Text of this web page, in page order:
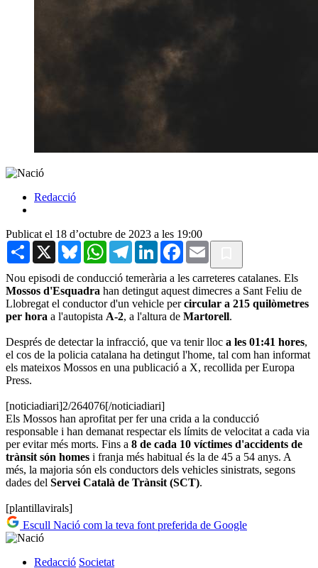
Redacció
Publicat el 18 d’octubre de 2023 a les 19:00
Share X BlueskyWhatsAppTelegramLinkedInFacebook
Email
Nou episodi de conducció temerària a les carreteres catalanes. Els
Mossos d'Esquadra han detingut aquest dimecres a Sant Feliu de
Llobregat el conductor d'un vehicle percircular a 215 quilòmetres
per hora a l'autopista A-2, a l'altura de Martorell.
Després de detectar la infracció, que va tenir lloc a les 01:41 hores,
el cos de la policia catalana ha detingut l'home, tal com han informat
els mateixos Mossos en una publicació a X, recollida per Europa
Press.
[noticiadiari]2/264076[/noticiadiari]
Els Mossos han aprofitat per fer una crida a la conducció
responsable i han demanat respectar els límits de velocitat a cada via
per evitar més morts. Fins a 8 de cada 10 víctimes d'accidents de
trànsit són homes i franja més habitual és la de 45 a 54 anys. A
més, la majoria són els conductors dels vehicles sinistrats, segons
dades del Servei Català de Trànsit (SCT).
[plantillavirals]
Escull Nació com la teva font preferida de Google
Redacció Societat